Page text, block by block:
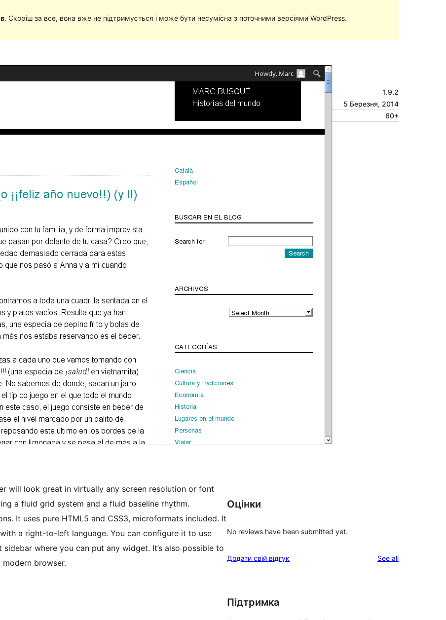
. Скоріш за все, вона вже не підтримується і може бути несумісна з поточними версіями WordPress.
ПереглядЗавантажити
Версія
1.9.2
Last updated
5 Березня, 2014
60+
Theme homepage
will look great in virtually any screen resolution or font
a fluid grid system and a fluid baseline rhythm.
It uses pure HTML5 and CSS3, microformats included. It
a right-to-left language. You can configure it to use
where you can put any widget. It’s also possible to
browser.
Оцінки
No reviews have been submitted yet.
Додати свій відгук See allreviews
Підтримка